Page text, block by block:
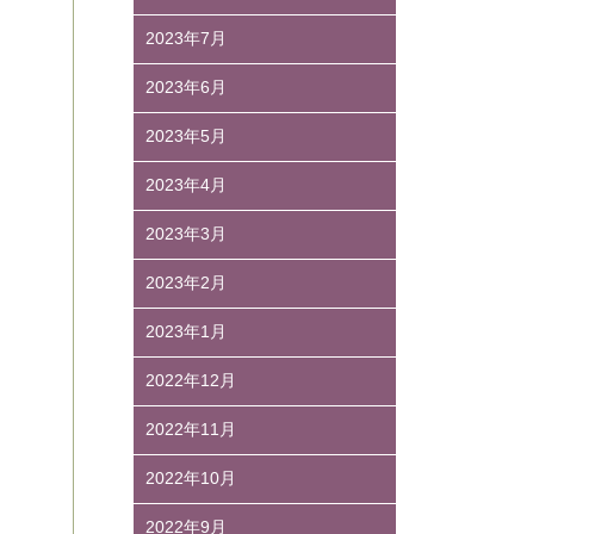
2023年7月
2023年6月
2023年5月
2023年4月
2023年3月
2023年2月
2023年1月
2022年12月
2022年11月
2022年10月
2022年9月